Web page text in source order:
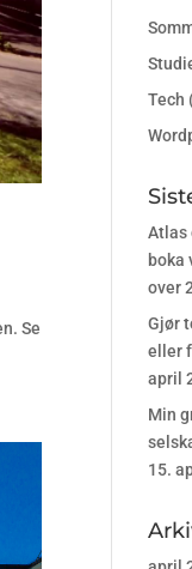
Se
Tech
Atlas
boka
over
Gjør
eller
april
Min
15.